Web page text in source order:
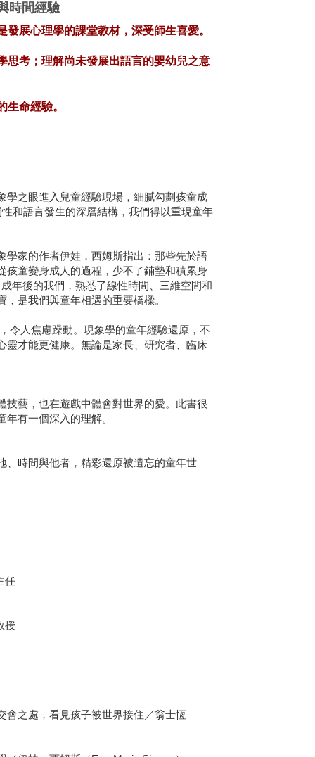
時間經驗
展心理學的課堂教材，深受師生喜愛。
考；理解尚未發展出語言的嬰幼兒之意
命經驗。
學之眼進入兒童經驗現場，細膩勾劃孩童成
和語言發生的深層結構，我們得以重現童年
學家的作者伊娃．西姆斯指出：那些先於語
童變身成人的過程，少不了鋪墊和積累身
年後的我們，熟悉了線性時間、三維空間和
是我們與童年相遇的重要橋樑。
令人焦慮躁動。現象學的童年經驗還原，不
靈才能更健康。無論是家長、研究者、臨床
技藝，也在遊戲中體會對世界的愛。此書很
有一個深入的理解。
、時間與他者，精彩還原被遺忘的童年世
任
授
之處，看見孩子被世界接住／翁士恆